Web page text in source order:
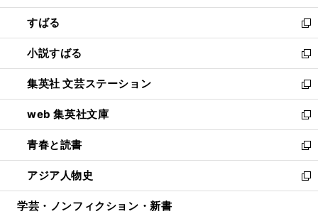
開
く
ウ
で
開
く
ン
ド
ウ
で
開
く
すばる
新
し
い
ウ
ィ
ン
ド
ウ
で
開
く
小説すばる
新
し
い
ウ
ィ
ン
ド
ウ
で
開
集英社 文芸ステーション
新
し
い
ウ
ィ
ン
ド
ウ
web 集英社文庫
新
し
い
ウ
ィ
ン
青春と読書
新
し
い
ウ
アジア人物史
新
し
学芸・ノンフィクション・新書